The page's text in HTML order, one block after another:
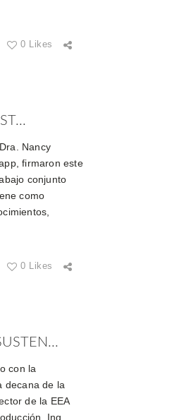
0 Likes
Nancy
firmaron este
conjunto
como
0 Likes
con la
decana de la
de la EEA
Ing.